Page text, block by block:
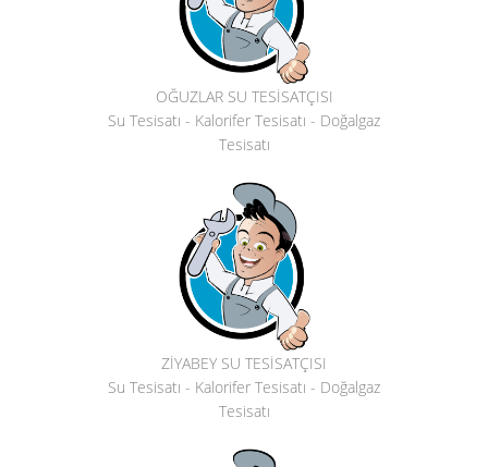
OĞUZLAR SU TESİSATÇISI
Su Tesisatı - Kalorifer Tesisatı - Doğalgaz
Tesisatı
ZİYABEY SU TESİSATÇISI
Su Tesisatı - Kalorifer Tesisatı - Doğalgaz
Tesisatı